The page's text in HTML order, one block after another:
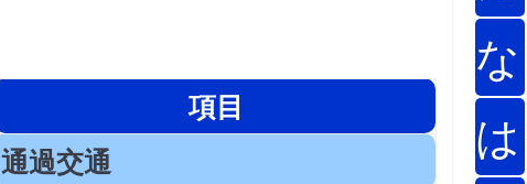
項目
通過交通
な
は